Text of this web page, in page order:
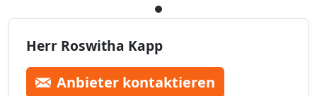
Herr Roswitha Kapp
Anbieter kontaktieren